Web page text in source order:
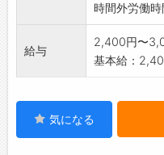
時間外労働
給与
2,400円〜
基本給：
気になる